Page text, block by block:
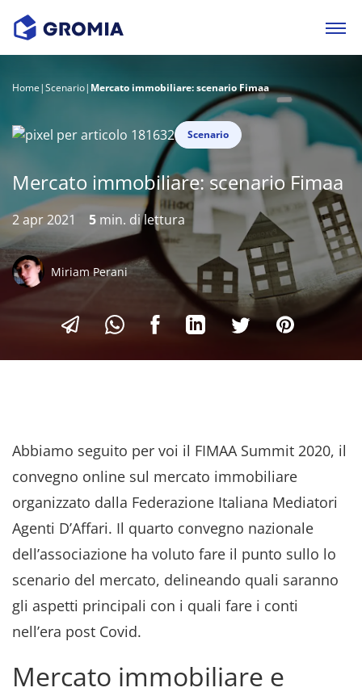
Home|Scenario| Mercato immobiliare: scenario Fimaa
Scenario
Mercato immobiliare: scenario Fimaa
2 apr 2021 5 min. di lettura
Miriam Perani
Abbiamo seguito per voi il FIMAA Summit 2020, il
convegno online sul mercato immobiliare
organizzato dalla Federazione Italiana Mediatori
Agenti D’Affari. Il quarto convegno nazionale
dell’associazione ha voluto fare il punto sullo lo
scenario del mercato, delineando quali saranno
gli aspetti principali con i quali fare i conti
nell’era post Covid.
Mercato immobiliare e